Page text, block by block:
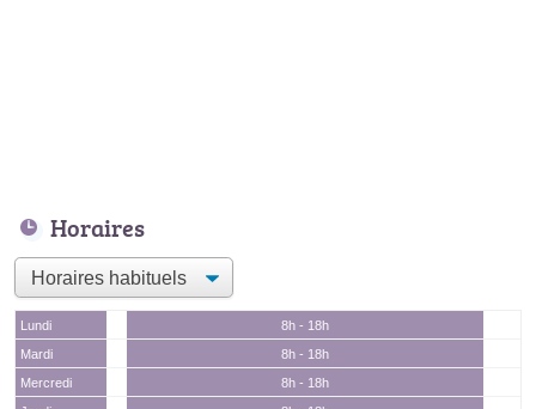
Horaires
Lundi
8h - 18h
Mardi
8h - 18h
Mercredi
8h - 18h